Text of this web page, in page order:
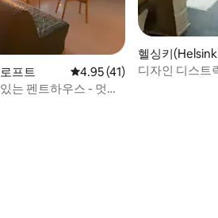
프트 평점 4.95점(5점 만점), 후기
4.95 (41)
는 펜트하우스 - 멋진
헬싱키
디자인 디스트